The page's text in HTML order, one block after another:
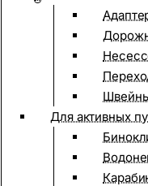
Для активных